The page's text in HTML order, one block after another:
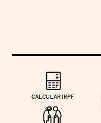
CALCULAR IRPF